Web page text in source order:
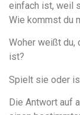
einfach ist, weil
Wie kommst du
Woher weißt
ist?
Spielt sie oder
Die Antwort auf